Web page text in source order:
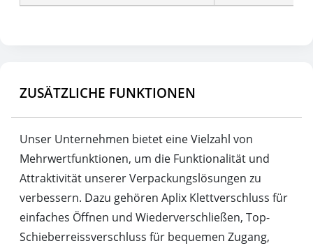
ZUSÄTZLICHE FUNKTIONEN
Unser Unternehmen bietet eine Vielzahl von
Mehrwertfunktionen, um die Funktionalität und
Attraktivität unserer Verpackungslösungen zu
verbessern. Dazu gehören Aplix Klettverschluss für
einfaches Öffnen und Wiederverschließen, Top-
Schieberreissverschluss für bequemen Zugang,